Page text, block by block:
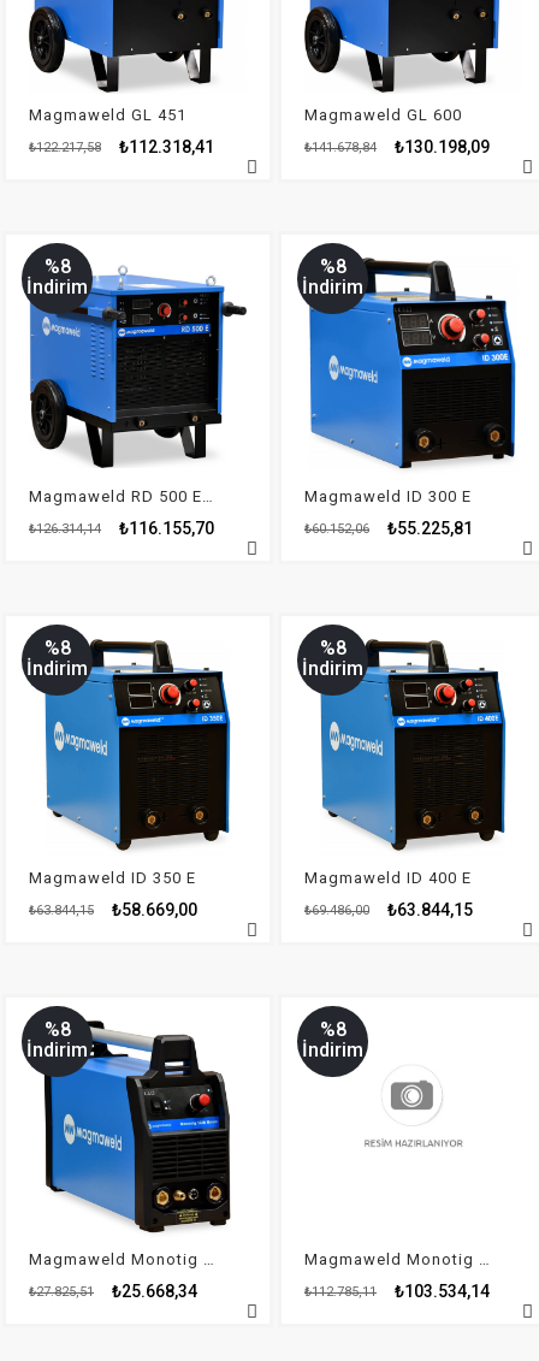
Magmaweld GL 451
₺112.318,41
₺122.217,58
Magmaweld GL 600
₺130.198,09
₺141.678,84
Magmaweld RD 500 E - Tristör Kontrollü
₺116.155,70
₺126.314,14
%8
İndirim
Magmaweld ID 300 E
₺55.225,81
₺60.152,06
%8
İndirim
Magmaweld ID 350 E
₺58.669,00
₺63.844,15
%8
İndirim
Magmaweld ID 400 E
₺63.844,15
₺69.486,00
%8
İndirim
Magmaweld Monotig 160i Basic
₺25.668,34
₺27.825,51
%8
İndirim
Magmaweld Monotig 220ip AC/DC
₺103.534,14
₺112.785,11
%8
İndirim